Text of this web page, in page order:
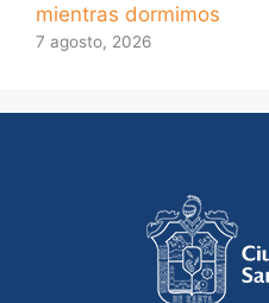
mientras dormimos
7 agosto, 2026